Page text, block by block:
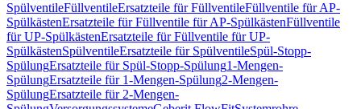
SpülventileFüllventileErsatzteile für FüllventileFüllventile für AP-
SpülkästenErsatzteile für Füllventile für AP-SpülkästenFüllventile
für UP-SpülkästenErsatzteile für Füllventile für UP-
SpülkästenSpülventileErsatzteile für SpülventileSpül-Stopp-
SpülungErsatzteile für Spül-Stopp-Spülung1-Mengen-
SpülungErsatzteile für 1-Mengen-Spülung2-Mengen-
SpülungErsatzteile für 2-Mengen-